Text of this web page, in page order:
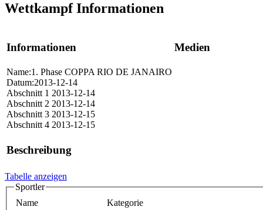
Wettkampf Informationen
Informationen Medien
Name:1. Phase COPPA RIO DE JANAIRO
Datum:2013-12-14
Abschnitt 1 2013-12-14
Abschnitt 2 2013-12-14
Abschnitt 3 2013-12-15
Abschnitt 4 2013-12-15
Beschreibung
Tabelle anzeigen
Sportler
Name
Kategorie